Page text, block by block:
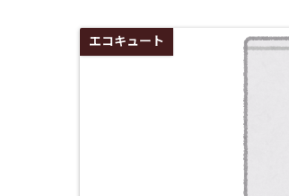
エコキュート